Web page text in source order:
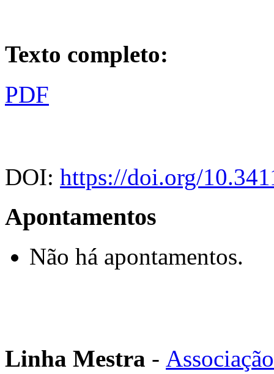
Texto completo:
PDF
DOI: https://doi.org/
Apontamentos
Não há apontamentos.
Linha Mestra -